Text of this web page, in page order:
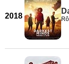
2018